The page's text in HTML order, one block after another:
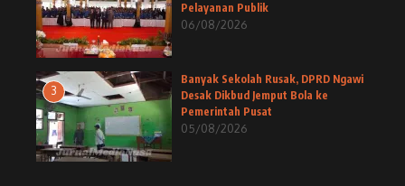
Pelayanan Publik
06/08/2026
3
Banyak Sekolah Rusak, DPRD Ngawi
Desak Dikbud Jemput Bola ke
Pemerintah Pusat
05/08/2026